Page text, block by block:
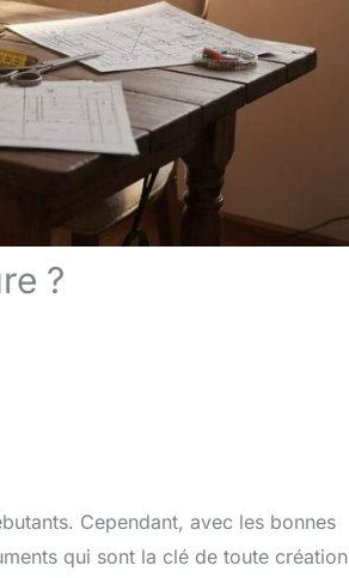
?
Cependant, avec les bonnes
qui sont la clé de toute création